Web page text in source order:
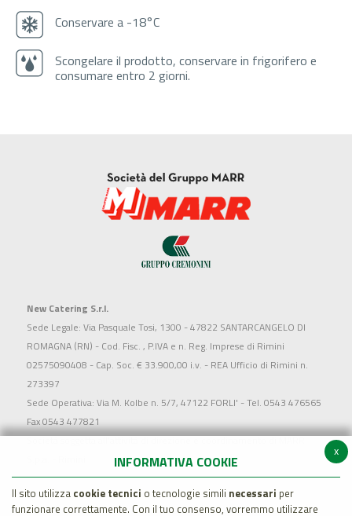
Conservare a -18°C
Scongelare il prodotto, conservare in frigorifero e
consumare entro 2 giorni.
New Catering S.r.l.
Sede Legale: Via Pasquale Tosi, 1300 - 47822 SANTARCANGELO DI
ROMAGNA (RN) - Cod. Fisc. , P.IVA e n. Reg. Imprese di Rimini
02575090408 - Cap. Soc. € 33.900,00 i.v. - REA Ufficio di Rimini n.
273397
Sede Operativa: Via M. Kolbe n. 5/7, 47122 FORLI' - Tel. 0543 476565
Fax 0543 477821
Società soggetta all'attività di direzione e coordinamento di MARR
x
INFORMATIVA COOKIE
Il sito utilizza cookie tecnici o tecnologie simili necessari per
funzionare correttamente. Con il tuo consenso, vorremmo utilizzare